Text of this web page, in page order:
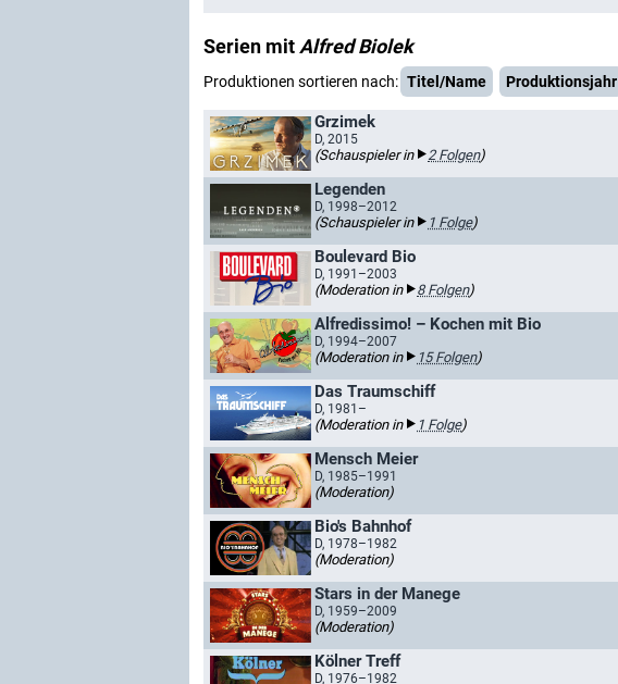
Serien mit Alfred Biolek
Produktionen sortieren nach: Titel/Name Produktionsjahr
Grzimek
D, 2015
(Schauspieler in 2 Folgen)
Legenden
D, 1998–2012
(Schauspieler in 1 Folge)
Boulevard Bio
D, 1991–2003
(Moderation in 8 Folgen)
Alfredissimo! – Kochen mit Bio
D, 1994–2007
(Moderation in 15 Folgen)
Das Traumschiff
D, 1981–
(Moderation in 1 Folge)
Mensch Meier
D, 1985–1991
(Moderation)
Bio's Bahnhof
D, 1978–1982
(Moderation)
Stars in der Manege
D, 1959–2009
(Moderation)
Kölner Treff
D, 1976–1982